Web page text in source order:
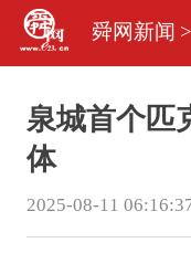
舜网新闻 >
泉城首个匹
体
2025-08-11